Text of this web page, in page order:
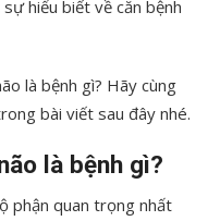
hiểu biết về căn bệnh
là bệnh gì? Hãy cùng
bài viết sau đây nhé.
là bệnh gì?
phận quan trọng nhất